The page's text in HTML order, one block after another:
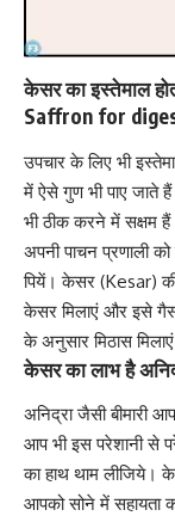
केसर का इस्तेमाल
Saffron for
उपचार के लिए भी
में ऐसे गुण भी पाए जाते
भी ठीक करने में सक्षम
अपनी पाचन प्रणाली
पियें। केसर (Kesar)
केसर मिलाएं और इसे
के अनुसार मिठास
केसर का लाभ है
अनिद्रा जैसी
आप भी इस परेशानी से
का हाथ थाम लीजिये।
आपको सोने में सहायता